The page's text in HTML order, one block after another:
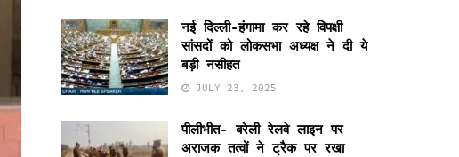
नई दिल्ली-हंगामा कर रहे विपक्षी
सांसदों को लोकसभा अध्यक्ष ने दी ये
बड़ी नसीहत
JULY 23, 2025
पीलीभीत- बरेली रेलवे लाइन पर
अराजक तत्वों ने ट्रैक पर रखा